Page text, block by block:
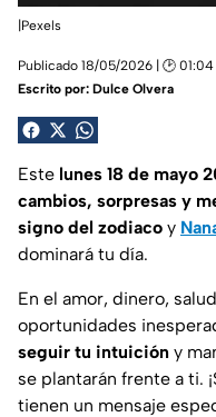
|Pexels
Publicado 18/05/2026 | 🕑 01:04
Escrito por: Dulce Olvera
Este lunes 18 de mayo
cambios, sorpresas y
signo del zodiaco y
dominará tu día.
En el amor, dinero,
oportunidades
seguir tu intuición y
se plantarán frente a ti.
tienen un mensaje